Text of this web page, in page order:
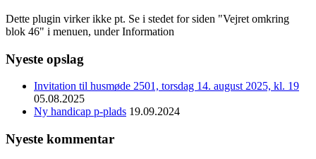
Dette plugin virker ikke pt. Se i stedet for siden "Vejret omkring
blok 46" i menuen, under Information
Nyeste opslag
Invitation til husmøde 2501, torsdag 14. august 2025, kl. 19
05.08.2025
Ny handicap p-plads 19.09.2024
Nyeste kommentar